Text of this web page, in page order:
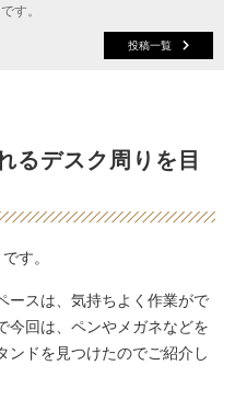
す。
投稿一覧
るデスク周りを目
す。
ースは、気持ちよく作業がで
今回は、ペンやメガネなどを
ンドを見つけたのでご紹介し